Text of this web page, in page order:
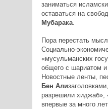
заниматься
оставаться на
Мубарака.
Пора перестать
Социально­-
«мусульманских
общего с шариатом
Новостные ленты,
Бен Али
разрешили
впервые за много